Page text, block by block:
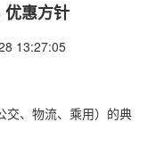
惠方针
13:27:05
、物流、乘用）的典